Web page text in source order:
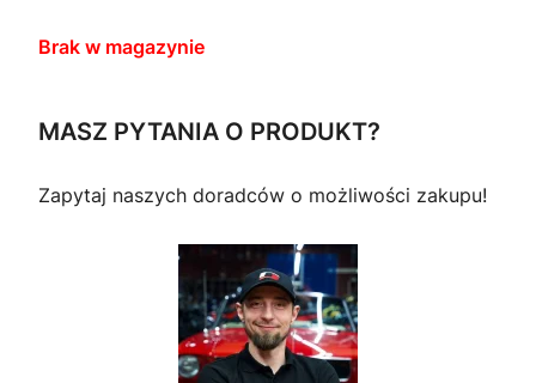
Brak w magazynie
MASZ PYTANIA O PRODUKT?
Zapytaj naszych doradców o możliwości zakupu!